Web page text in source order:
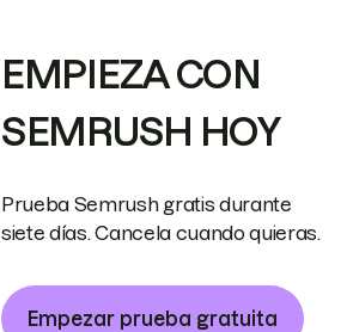
EMPIEZA CON
SEMRUSH HOY
Prueba Semrush gratis durante
siete días. Cancela cuando quieras.
Empezar prueba gratuita